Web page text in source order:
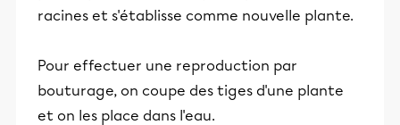
racines et s'établisse comme nouvelle plante.
Pour effectuer une reproduction par
bouturage, on coupe des tiges d'une plante
et on les place dans l'eau.